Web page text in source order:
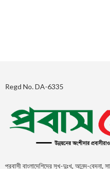
Regd No. DA-6335
প্রবাসী বাংলাদেশিদের সুখ-দুঃখ, আনন্দ-বেদনা,